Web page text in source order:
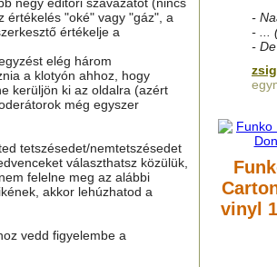
értékelés "oké" vagy "gáz", a
értékelje a
elég három
a klotyón ahhoz, hogy
kerüljön ki az oldalra (azért
még egyszer
tetszésedet/nemtetszésedet
választhatsz közülük,
felelne meg az alábbi
akkor lehúzhatod a
vedd figyelembe a
-
- ...
-
vinyl